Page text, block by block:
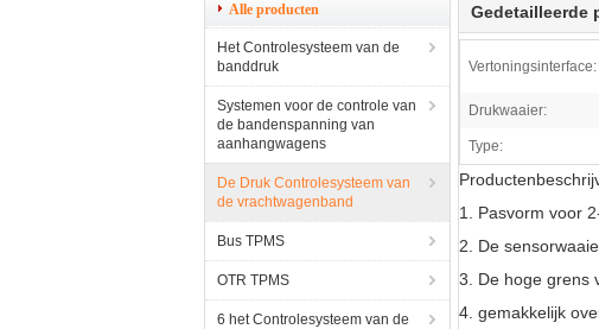
Alle producten
Het Controlesysteem van de
banddruk
Systemen voor de controle van
de bandenspanning van
aanhangwagens
De Druk Controlesysteem van
de vrachtwagenband
Bus TPMS
OTR TPMS
6 het Controlesysteem van de
Gedetailleerde
Vertoningsinterface:
Drukwaaier:
Type:
1. Pasvorm voor
2. De
3. De hoge grens
4. gemakkelijk